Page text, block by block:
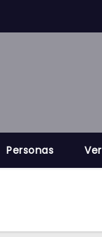
Personas Ver